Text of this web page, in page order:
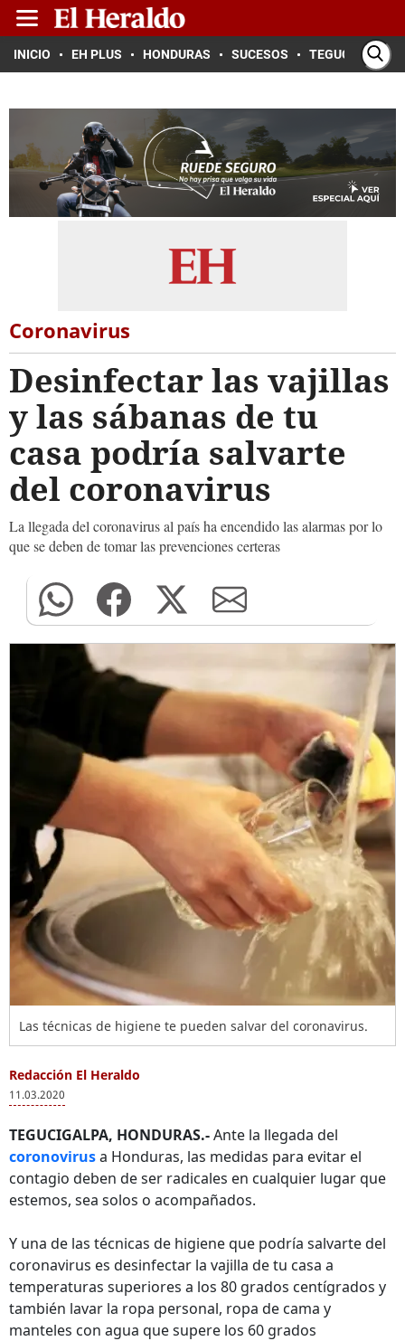
INICIO EH PLUS HONDURAS SUCESOS TEGUCIGALPA
Coronavirus
Desinfectar las vajillas
y las sábanas de tu
casa podría salvarte
del coronavirus
La llegada del coronavirus al país ha encendido las alarmas por lo
que se deben de tomar las prevenciones certeras
Las técnicas de higiene te pueden salvar del coronavirus.
Redacción El Heraldo
11.03.2020
TEGUCIGALPA, HONDURAS.-Ante la llegada del
coronovirusa Honduras, las medidas para evitar el
contagio deben de ser radicales en cualquier lugar que
estemos, sea solos o acompañados.
Y una de las técnicas de higiene que podría salvarte del
coronavirus es desinfectar la vajilla de tu casa a
temperaturas superiores a los 80 grados centígrados y
también lavar la ropa personal, ropa de cama y
manteles con agua que supere los 60 grados